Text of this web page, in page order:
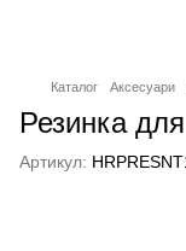
Каталог Аксесуари
Резинка
Артикул: